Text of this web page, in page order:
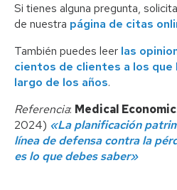
Si tienes alguna pregunta,
de nuestra página de citas
También puedes leer las
cientos de clientes a los que
largo de los años.
Referencia: Medical
2024) «La planificación
línea de defensa contra la
es lo que debes saber»